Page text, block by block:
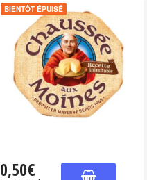
BIENTÔT ÉPUISÉ
0,50€